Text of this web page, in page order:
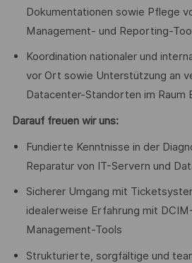
Dokumentationen sowie Pflege
Management- und Reporting-
Koordination nationaler und
vor Ort sowie Unterstützung an
Datacenter-Standorten im Raum
Darauf freuen wir uns:
Fundierte Kenntnisse in der
Reparatur von IT-Servern und
Sicherer Umgang mit
idealerweise Erfahrung mit
Management-Tools
Strukturierte, sorgfältige und